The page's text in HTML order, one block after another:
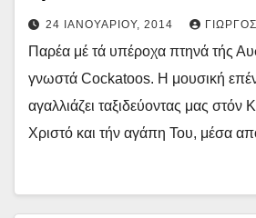
24 ΙΑΝΟΥΑΡΊΟΥ, 2014
Παρέα μέ τά υπέροχα πτηνά τής
γνωστά Cockatoos. Η μουσική
αγαλλιάζει ταξιδεύοντας μας στόν
Χριστό και τήν αγάπη Του, μέσα